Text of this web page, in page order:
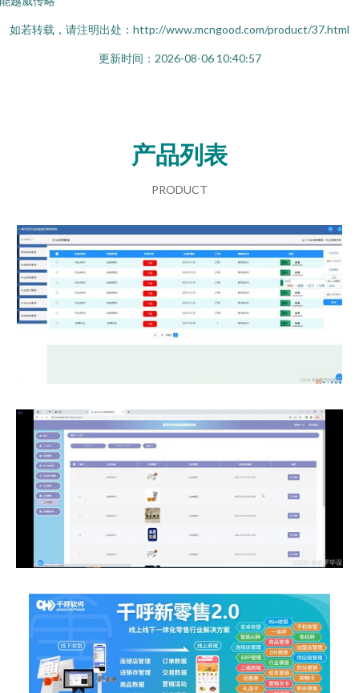
如若转载，请注明出处：http://www.mcngood.com/product/37.html
更新时间：2026-08-06 10:40:57
产品列表
PRODUCT